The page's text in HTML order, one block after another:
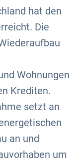
hat den
Die
Wohnungen
Krediten.
setzt an
an und
um